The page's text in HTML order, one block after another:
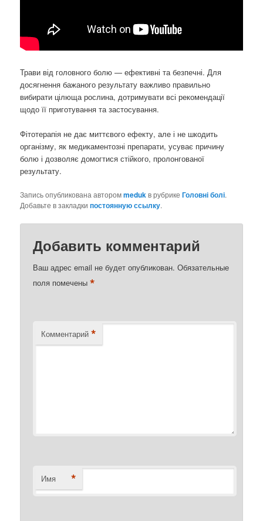
Трави від головного болю — ефективні та безпечні. Для
досягнення бажаного результату важливо правильно
вибирати цілюща рослина, дотримувати всі рекомендації
щодо її приготування та застосування.
Фітотерапія не дає миттєвого ефекту, але і не шкодить
організму, як медикаментозні препарати, усуває причину
болю і дозволяє домогтися стійкого, пролонгованої
результату.
Запись опубликована авторомmedukв рубрикеГоловні болі.
Добавьте в закладкипостоянную ссылку.
Добавить комментарий
Ваш адрес email не будет опубликован. Обязательные
поля помечены*
Комментарий *
Имя *